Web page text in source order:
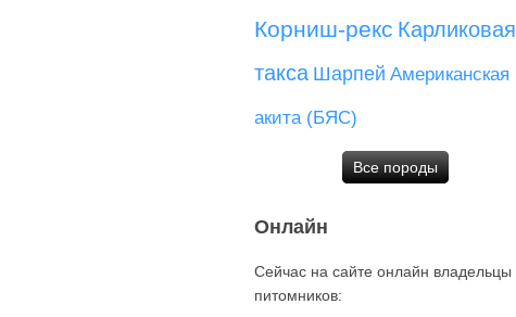
Корниш-рекс Карликовая
такса Шарпей Американская
акита (БЯС)
Все породы
Онлайн
Сейчас на сайте онлайн владельцы
питомников: